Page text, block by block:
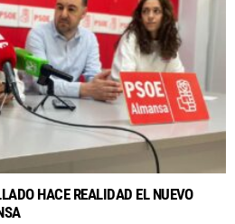
HACE REALIDAD EL NUEVO